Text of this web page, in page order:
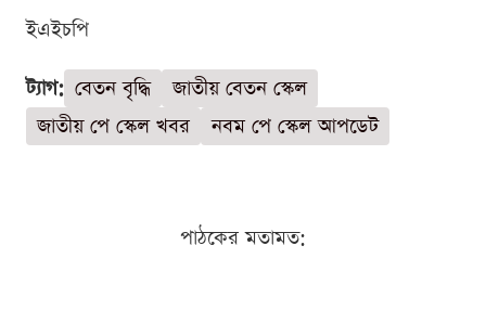
ইএইচপি
ট্যাগ: বেতন বৃদ্ধি
জাতীয় বেতন স্কেল
জাতীয় পে স্কেল খবর
নবম পে স্কেল আপডেট
পাঠকের মতামত: